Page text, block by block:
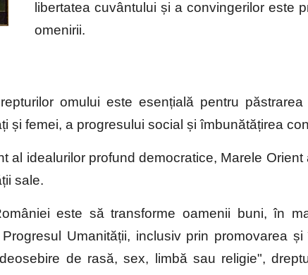
libertatea cuvântului și a convingerilor este
omenirii.
omului este esențială pentru
și femei, a progresului social și îmbunătățirea
al idealurilor profund democratice, Marele
sale.
este să transforme oamenii buni, în
Umanității, inclusiv prin promovarea
de rasă, sex, limbă sau religie",